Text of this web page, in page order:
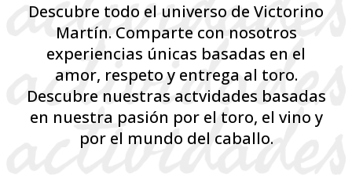
Descubre todo el universo de Victorino
Martín. Comparte con nosotros
experiencias únicas basadas en el
amor, respeto y entrega al toro.
Descubre nuestras actvidades basadas
en nuestra pasión por el toro, el vino y
por el mundo del caballo.